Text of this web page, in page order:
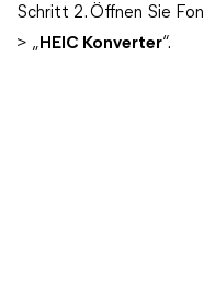
Schritt 2. Öffnen Sie
> „ HEIC Konverter“.